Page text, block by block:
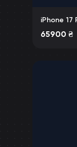
iPhone 17
65900 ₴